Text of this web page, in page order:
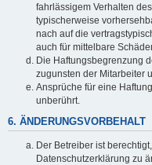
fahrlässigem Verhalten
typischerweise
nach auf die
auch für mittelbare
Die Haftungsbegrenzung
zugunsten der Mitarbeiter
Ansprüche für eine
unberührt.
6. ÄNDERUNGSVORBEHALT
Der Betreiber ist
Datenschutzerklärung zu